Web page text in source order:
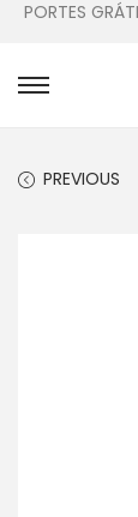
PORTES
PREVIOUS